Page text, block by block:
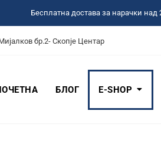
Бесплатна достава за нарачки над
бр.2- Скопје Центар
БЛОГ Е-SHOP